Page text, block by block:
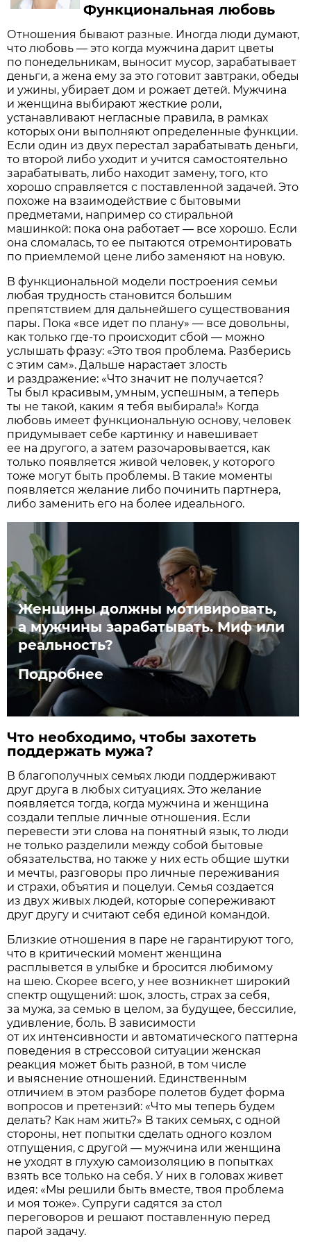
Функциональная любовь
Отношения бывают разные. Иногда люди думают,
что любовь — это когда мужчина дарит цветы
по понедельникам, выносит мусор, зарабатывает
деньги, а жена ему за это готовит завтраки, обеды
и ужины, убирает дом и рожает детей. Мужчина
и женщина выбирают жесткие роли,
устанавливают негласные правила, в рамках
которых они выполняют определенные функции.
Если один из двух перестал зарабатывать деньги,
то второй либо уходит и учится самостоятельно
зарабатывать, либо находит замену, того, кто
хорошо справляется с поставленной задачей. Это
похоже на взаимодействие с бытовыми
предметами, например со стиральной
машинкой: пока она работает — все хорошо. Если
она сломалась, то ее пытаются отремонтировать
по приемлемой цене либо заменяют на новую.
В функциональной модели построения семьи
любая трудность становится большим
препятствием для дальнейшего существования
пары. Пока «все идет по плану» — все довольны,
как только где-то происходит сбой — можно
услышать фразу: «Это твоя проблема. Разберись
с этим сам». Дальше нарастает злость
и раздражение: «Что значит не получается?
Ты был красивым, умным, успешным, а теперь
ты не такой, каким я тебя выбирала!» Когда
любовь имеет функциональную основу, человек
придумывает себе картинку и навешивает
ее на другого, а затем разочаровывается, как
только появляется живой человек, у которого
тоже могут быть проблемы. В такие моменты
появляется желание либо починить партнера,
либо заменить его на более идеального.
Женщины должны мотивировать,
а мужчины зарабатывать. Миф или
реальность?
Подробнее
Что необходимо, чтобы захотеть
поддержать мужа?
В благополучных семьях люди поддерживают
друг друга в любых ситуациях. Это желание
появляется тогда, когда мужчина и женщина
создали теплые личные отношения. Если
перевести эти слова на понятный язык, то люди
не только разделили между собой бытовые
обязательства, но также у них есть общие шутки
и мечты, разговоры про личные переживания
и страхи, объятия и поцелуи. Семья создается
из двух живых людей, которые сопереживают
друг другу и считают себя единой командой.
Близкие отношения в паре не гарантируют того,
что в критический момент женщина
расплывется в улыбке и бросится любимому
на шею. Скорее всего, у нее возникнет широкий
спектр ощущений: шок, злость, страх за себя,
за мужа, за семью в целом, за будущее, бессилие,
удивление, боль. В зависимости
от их интенсивности и автоматического паттерна
поведения в стрессовой ситуации женская
реакция может быть разной, в том числе
и выяснение отношений. Единственным
отличием в этом разборе полетов будет форма
вопросов и претензий: «Что мы теперь будем
делать? Как нам жить?» В таких семьях, с одной
стороны, нет попытки сделать одного козлом
отпущения, с другой — мужчина или женщина
не уходят в глухую самоизоляцию в попытках
взять все только на себя. У них в головах живет
идея: «Мы решили быть вместе, твоя проблема
и моя тоже». Супруги садятся за стол
переговоров и решают поставленную перед
парой задачу.